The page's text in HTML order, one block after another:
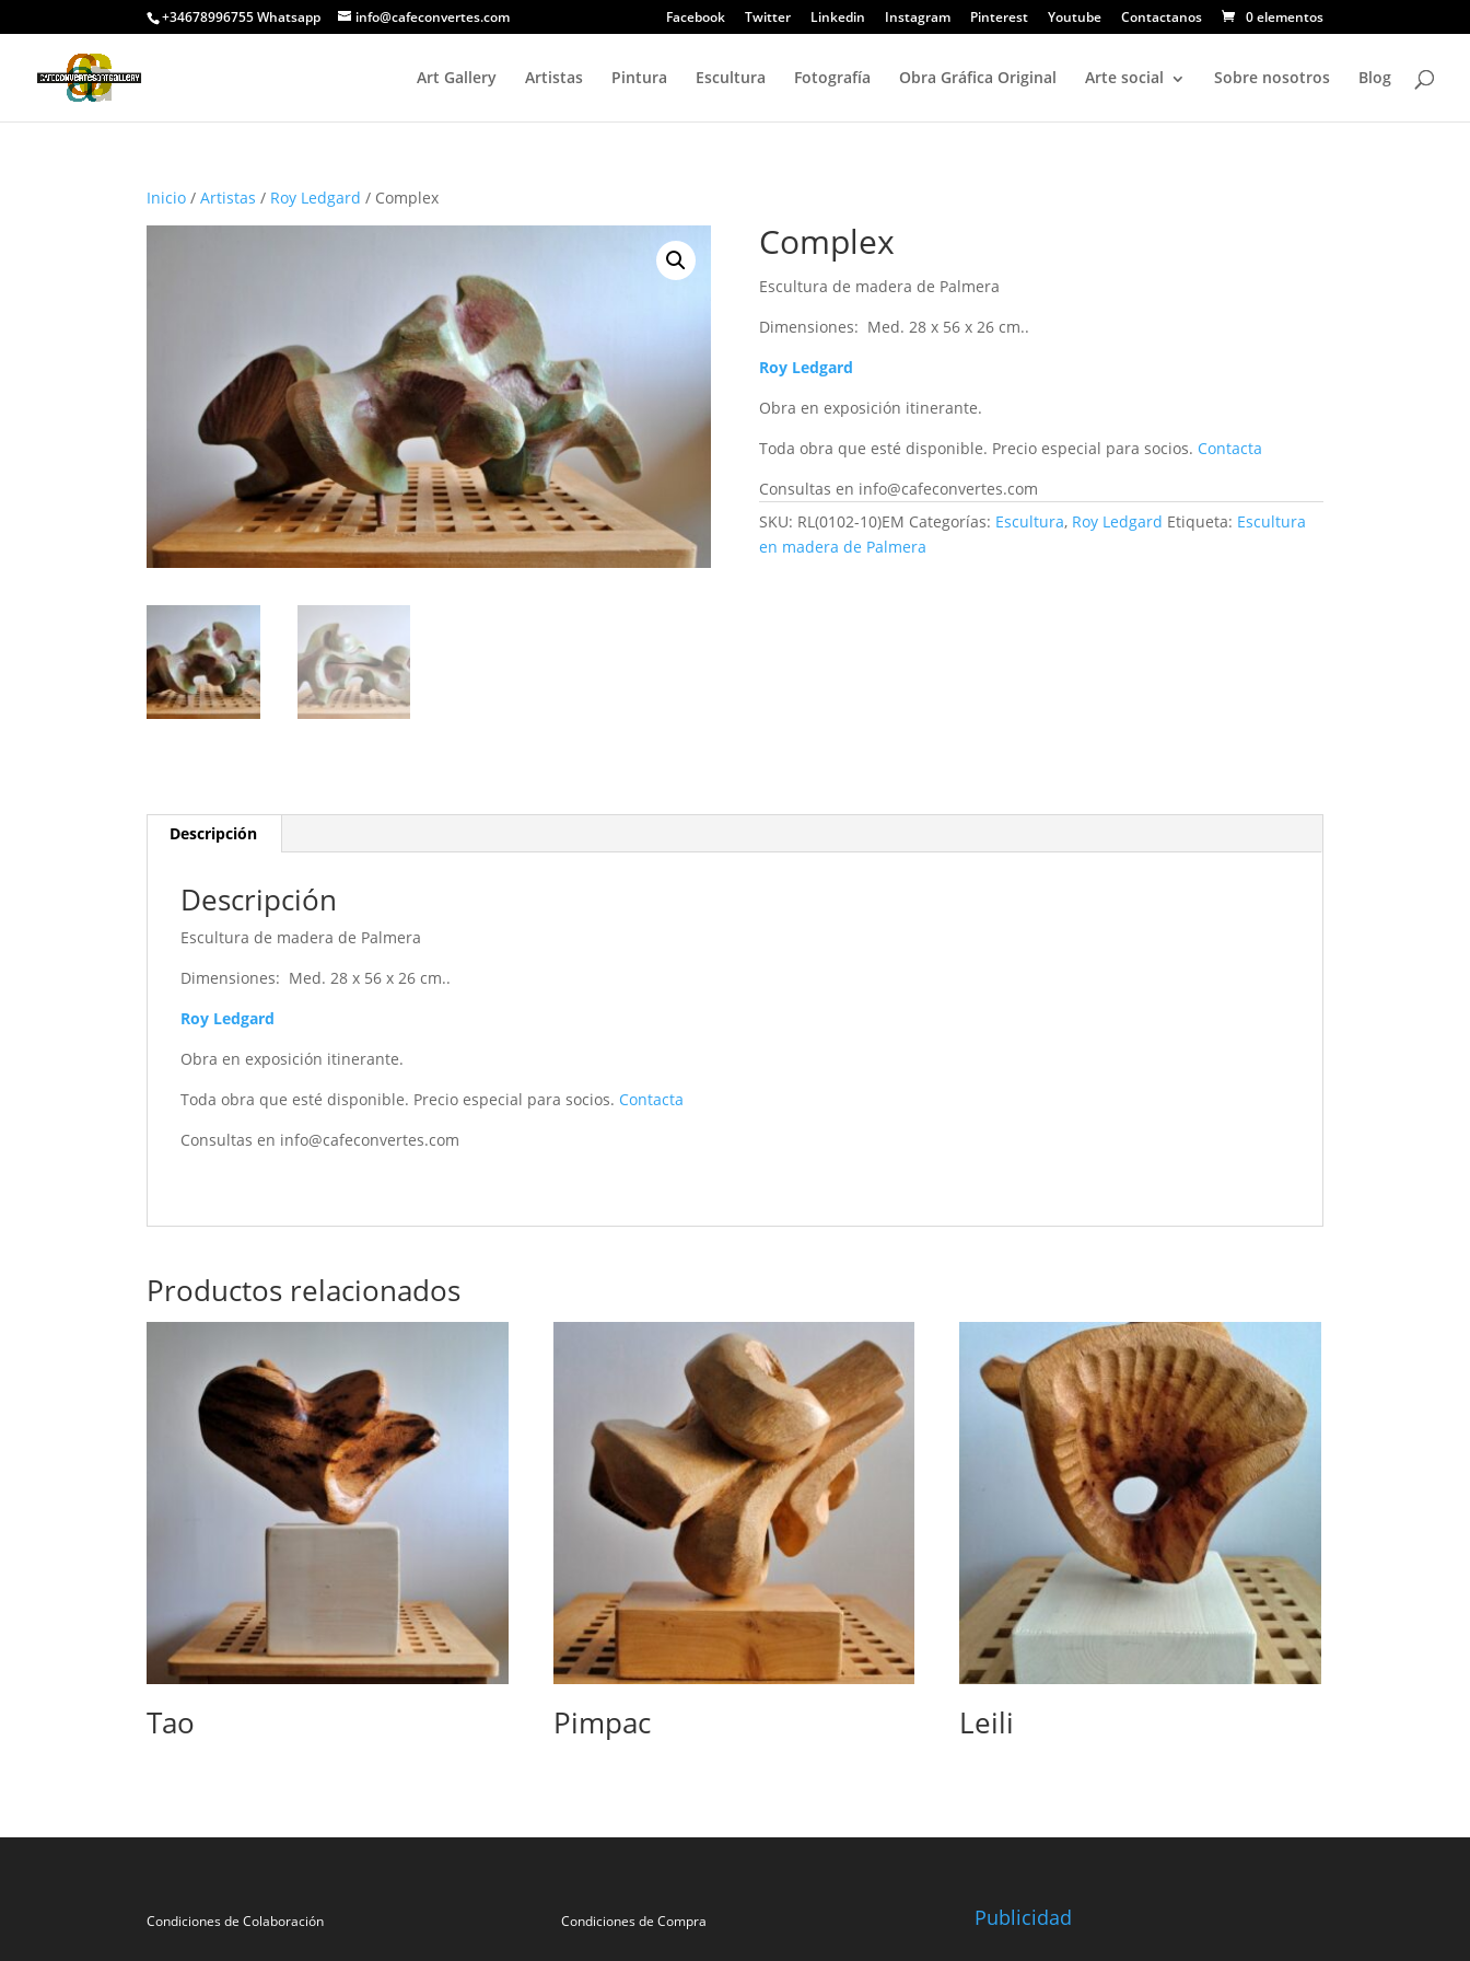
+34678996755 Whatsapp info@cafeconvertes.com Facebook Twitter Linkedin Instagram Pinterest Youtube Contactanos 0 elementos
Art Gallery Artistas Pintura Escultura Fotografía Obra Gráfica Original Arte social Sobre nosotros Blog
Inicio /Artistas / Roy Ledgard / Complex
Complex
Escultura de madera de Palmera
Dimensiones: Med. 28 x 56 x 26 cm..
Roy Ledgard
Obra en exposición itinerante.
Toda obra que esté disponible. Precio especial para socios. Contacta
Consultas en info@cafeconvertes.com
SKU: RL(0102-10)EM Categorías: Escultura, Roy Ledgard Etiqueta: Escultura
en madera de Palmera
Descripción
Descripción
Escultura de madera de Palmera
Dimensiones: Med. 28 x 56 x 26 cm..
Roy Ledgard
Obra en exposición itinerante.
Toda obra que esté disponible. Precio especial para socios. Contacta
Consultas en info@cafeconvertes.com
Productos relacionados
Tao Pimpac Leili
Condiciones de Colaboración Condiciones de Compra Publicidad